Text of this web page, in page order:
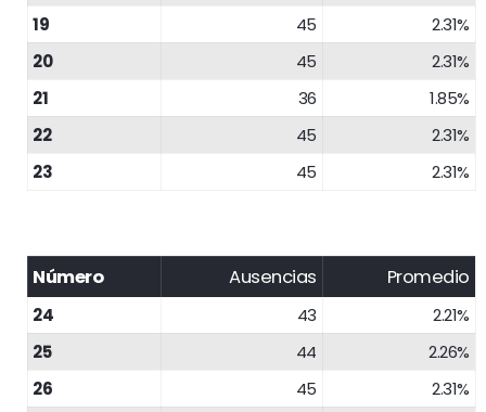
19
45
2.31%
20
45
2.31%
21
36
1.85%
22
45
2.31%
23
45 2.31%
Número Ausencias Promedio
24 43
2.21%
25
44
2.26%
26
45
2.31%